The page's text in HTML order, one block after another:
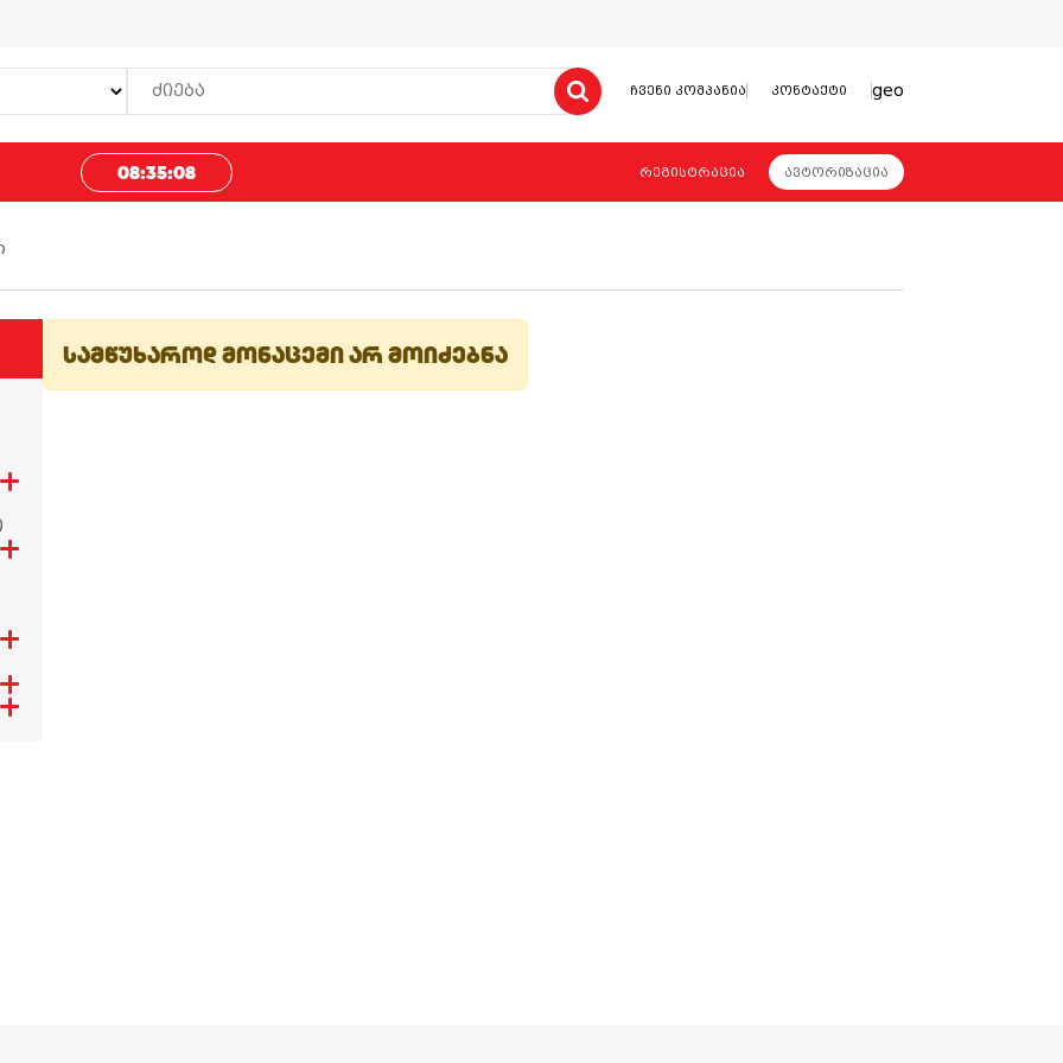
ჩვენი კომპანია კონტაქტი geo
08:35:08 რეგისტრაცია ავტორიზაცია
სამწუხაროდ მონაცემი არ მოიძებნა